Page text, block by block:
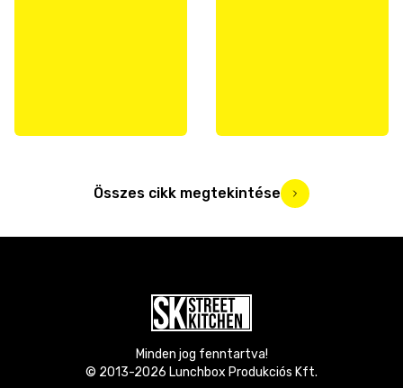
Összes cikk megtekintése
Minden jog fenntartva!
© 2013-2026 Lunchbox Produkciós Kft.